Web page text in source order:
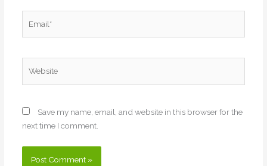
Save my name, email, and website in this browser for the
next time I comment.